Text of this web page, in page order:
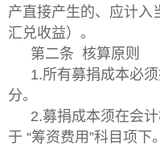
产直接产生的、应计入
汇兑收益）。
第二条 核算原则
1.所有募捐成本必
分。
2.募捐成本须在会
于 “筹资费用”科目项下。